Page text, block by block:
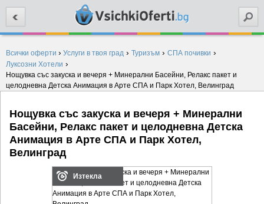
Всички оферти › Услуги в твоя град › Туризъм › СПА почивки ›
Луксозни Хотели ›
Нощувка със закуска и вечеря + Минерални Басейни, Релакс пакет и
целодневна Детска Анимация в Арте СПА и Парк Хотел, Велинград
Нощувка със закуска и вечеря + Минерални
Басейни, Релакс пакет и целодневна Детска
Анимация в Арте СПА и Парк Хотел,
Велинград
Изтекла